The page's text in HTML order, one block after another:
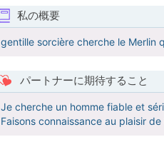
私の概要
gentille sorcière cherche le Merlin
パートナーに期待すること
Je cherche un homme fiable et
Faisons connaissance au plaisir